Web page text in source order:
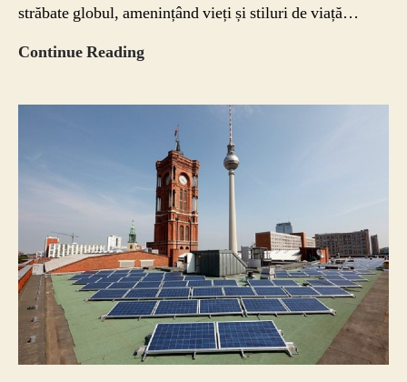
străbate globul, amenințând vieți și stiluri de viață…
Continue ReadingRăspunsul
climatice,
lume
post-
pandemică